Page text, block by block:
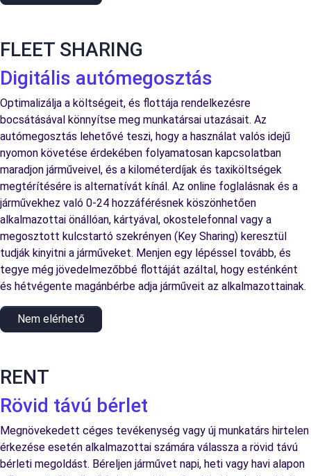
FLEET SHARING
Digitális autómegosztás
Optimalizálja a költségeit, és flottája rendelkezésre
bocsátásával könnyítse meg munkatársai utazásait. Az
autómegosztás lehetővé teszi, hogy a használat valós idejű
nyomon követése érdekében folyamatosan kapcsolatban
maradjon járműveivel, és a kilométerdíjak és taxiköltségek
megtérítésére is alternatívát kínál. Az online foglalásnak és a
járművekhez való 0-24 hozzáférésnek köszönhetően
alkalmazottai önállóan, kártyával, okostelefonnal vagy a
megosztott kulcstartó szekrényen (Key Sharing) keresztül
tudják kinyitni a járműveket. Menjen egy lépéssel tovább, és
tegye még jövedelmezőbbé flottáját azáltal, hogy esténként
és hétvégente magánbérbe adja járműveit az alkalmazottainak.
Nem elérhető
RENT
Rövid távú bérlet
Megnövekedett céges tevékenység vagy új munkatárs hirtelen
érkezése esetén alkalmazottai számára válassza a rövid távú
bérleti megoldást. Béreljen járművet napi, heti vagy havi alapon